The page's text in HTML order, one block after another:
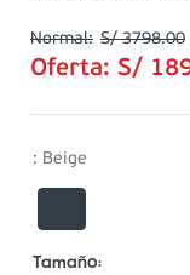
S/ 3798.00
Oferta: S/
: Beige